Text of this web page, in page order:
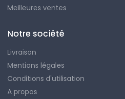
Meilleures ventes
Notre société
Livraison
Mentions légales
Conditions d'utilisation
A propos